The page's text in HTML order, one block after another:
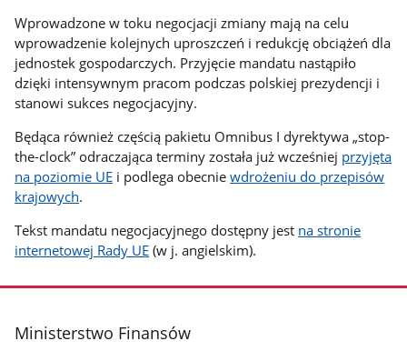
Wprowadzone w toku negocjacji zmiany mają na celu
wprowadzenie kolejnych uproszczeń i redukcję obciążeń dla
jednostek gospodarczych. Przyjęcie mandatu nastąpiło
dzięki intensywnym pracom podczas polskiej prezydencji i
stanowi sukces negocjacyjny.
Będąca również częścią pakietu Omnibus I dyrektywa „stop-
the-clock” odraczająca terminy została już wcześniej przyjęta
na poziomie UE i podlega obecniewdrożeniu do przepisów
krajowych.
Tekst mandatu negocjacyjnego dostępny jest na stronie
internetowej Rady UE (w j. angielskim).
stopka
Ministerstwo Finansów